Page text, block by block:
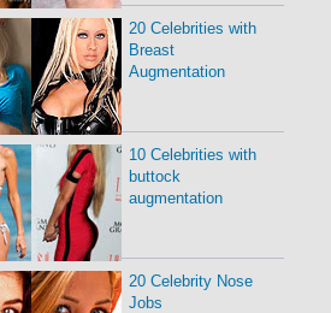
20 Celebrities with
Breast
Augmentation
10 Celebrities with
buttock
augmentation
20 Celebrity Nose
Jobs